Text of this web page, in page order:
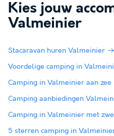
Kies jouw
Valmeinier
Stacaravan huren Valmeinier
Voordelige camping in
Camping in Valmeinier aan zee
Camping aanbiedingen
Camping in Valmeinier met
5 sterren camping in